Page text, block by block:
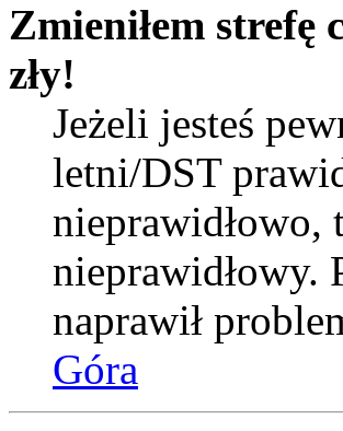
Zmieniłem strefę
zły!
Jeżeli jesteś
letni/DST
nieprawidłowo,
nieprawidłowy.
naprawił
Góra